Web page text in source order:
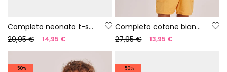
Completo neonato t-shirt e salopette righe multicolore
29,95 €
14,95 €
Completo cotone bianco per bebè
27,95 €
13,95 €
-50% -50%